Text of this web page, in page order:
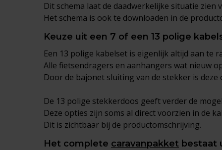
Dit schema laat de daadwerkelijke situatie zien
Het schema is ook te downloaden in de
Keuze uit een 7 of een 13 polige
Een 13 polige kabelset is eigenlijk altijd aan te
Alle fietsendragers en aanhangers wat nieuw
Door de bajonet sluiting van de stekker is
De 13 polige stekkerdoos geeft verder de
Deze opties zijn soms al direct voorzien in de
Dit is zichtbaar bij de productomschrijving.
Het complete caravanpakket bestaat